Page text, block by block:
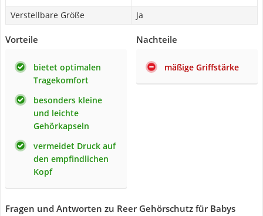
Verstellbare Größe
Ja
Vorteile
bietet optimalen
Tragekomfort
besonders kleine
und leichte
Gehörkapseln
vermeidet Druck auf
den empfindlichen
Kopf
Nachteile
mäßige Griffstärke
Fragen und Antworten zu Reer Gehörschutz für Babys